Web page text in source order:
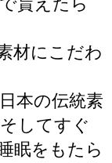
材にこだわ
本の伝統素
してすぐ
眠をもたら